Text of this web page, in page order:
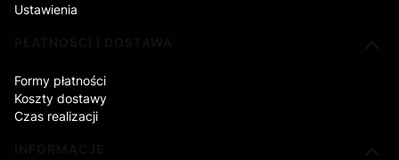
Ustawienia
Formy płatności
Koszty dostawy
Czas realizacji